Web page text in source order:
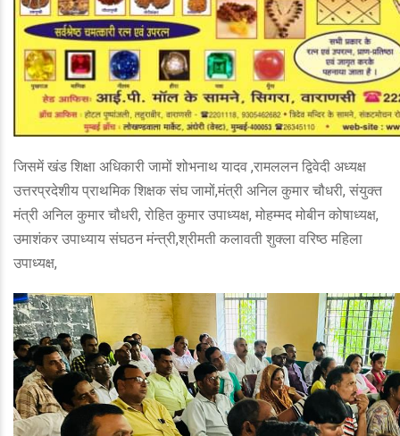
जिसमें खंड शिक्षा अधिकारी जामों शोभनाथ यादव ,रामललन द्विवेदी अध्यक्ष
उत्तरप्रदेशीय प्राथमिक शिक्षक संघ जामों,मंत्री अनिल कुमार चौधरी, संयुक्त
मंत्री अनिल कुमार चौधरी, रोहित कुमार उपाध्यक्ष, मोहम्मद मोबीन कोषाध्यक्ष,
उमाशंकर उपाध्याय संघठन मंन्त्री,श्रीमती कलावती शुक्ला वरिष्ठ महिला
उपाध्यक्ष,